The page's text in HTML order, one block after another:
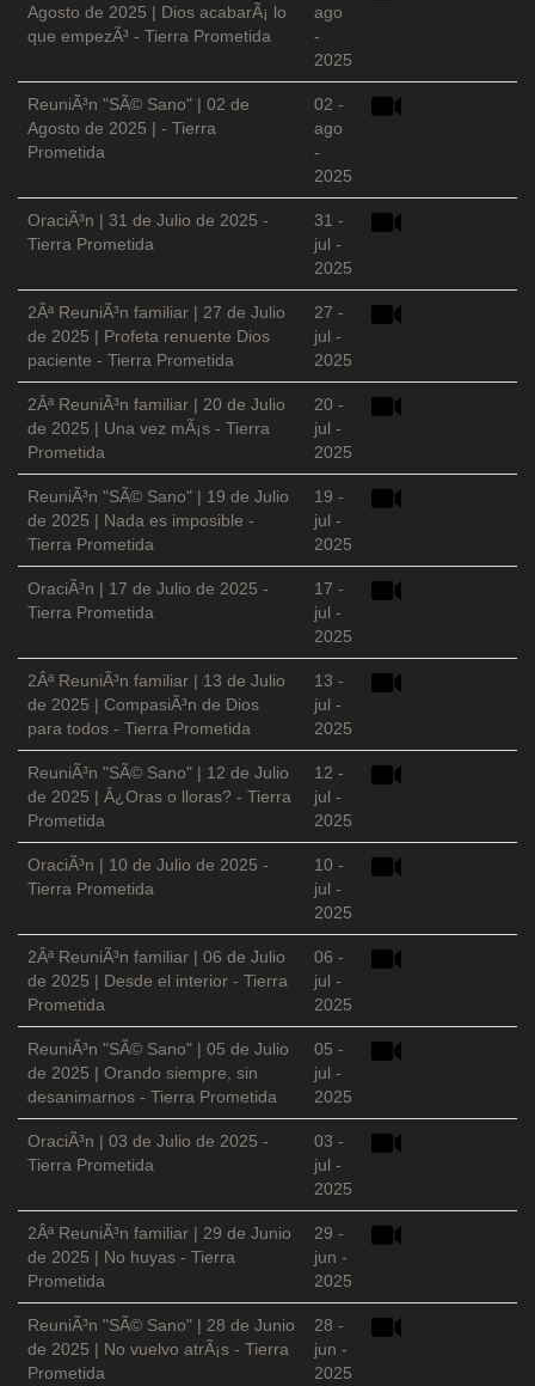
Agosto de 2025 | Dios acabarÃ¡ lo
que empezÃ³ - Tierra Prometida
ago
-
2025
ReuniÃ³n "SÃ© Sano" | 02 de
Agosto de 2025 | - Tierra
Prometida
02 -
ago
-
2025
OraciÃ³n | 31 de Julio de 2025 -
Tierra Prometida
31 -
jul -
2025
2Âª ReuniÃ³n familiar | 27 de Julio
de 2025 | Profeta renuente Dios
paciente - Tierra Prometida
27 -
jul -
2025
2Âª ReuniÃ³n familiar | 20 de Julio
de 2025 | Una vez mÃ¡s - Tierra
Prometida
20 -
jul -
2025
ReuniÃ³n "SÃ© Sano" | 19 de Julio
de 2025 | Nada es imposible -
Tierra Prometida
19 -
jul -
2025
OraciÃ³n | 17 de Julio de 2025 -
Tierra Prometida
17 -
jul -
2025
2Âª ReuniÃ³n familiar | 13 de Julio
de 2025 | CompasiÃ³n de Dios
para todos - Tierra Prometida
13 -
jul -
2025
ReuniÃ³n "SÃ© Sano" | 12 de Julio
de 2025 | Â¿Oras o lloras? - Tierra
Prometida
12 -
jul -
2025
OraciÃ³n | 10 de Julio de 2025 -
Tierra Prometida
10 -
jul -
2025
2Âª ReuniÃ³n familiar | 06 de Julio
de 2025 | Desde el interior - Tierra
Prometida
06 -
jul -
2025
ReuniÃ³n "SÃ© Sano" | 05 de Julio
de 2025 | Orando siempre, sin
desanimarnos - Tierra Prometida
05 -
jul -
2025
OraciÃ³n | 03 de Julio de 2025 -
Tierra Prometida
03 -
jul -
2025
2Âª ReuniÃ³n familiar | 29 de Junio
de 2025 | No huyas - Tierra
Prometida
29 -
jun -
2025
ReuniÃ³n "SÃ© Sano" | 28 de Junio
de 2025 | No vuelvo atrÃ¡s - Tierra
Prometida
28 -
jun -
2025